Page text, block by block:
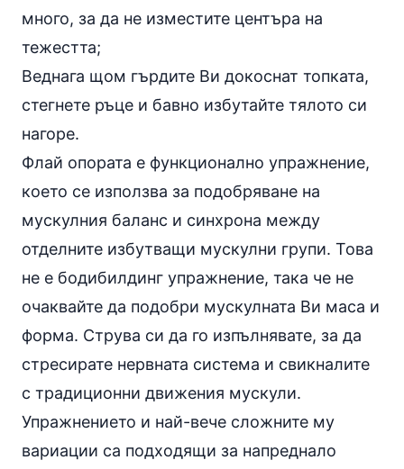
много, за да не изместите центъра на
тежестта;
Веднага щом гърдите Ви докоснат топката,
стегнете ръце и бавно избутайте тялото си
нагоре.
Флай опората е функционално упражнение,
което се използва за подобряване на
мускулния баланс и синхрона между
отделните избутващи мускулни групи. Това
не е бодибилдинг упражнение, така че не
очаквайте да подобри мускулната Ви маса и
форма. Струва си да го изпълнявате, за да
стресирате нервната система и свикналите
с традиционни движения мускули.
Упражнението и най-вече сложните му
вариации са подходящи за напреднало